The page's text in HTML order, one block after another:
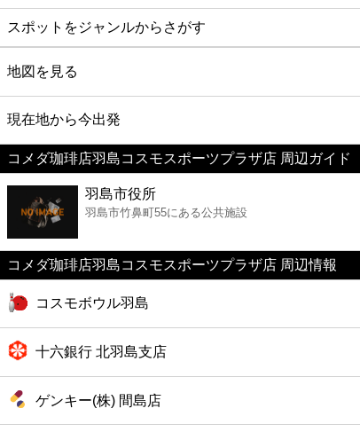
スポットをジャンルからさがす
グルメ
映画
美容
コンビニ
薬局
スーパー
エンタメ
レジャー
地図を見る
現在地から今出発
コメダ珈琲店羽島コスモスポーツプラザ店 周辺ガイド
羽島市役所
羽島市竹鼻町55にある公共施設
コメダ珈琲店羽島コスモスポーツプラザ店 周辺情報
コスモボウル羽島
十六銀行 北羽島支店
ゲンキー(株) 間島店